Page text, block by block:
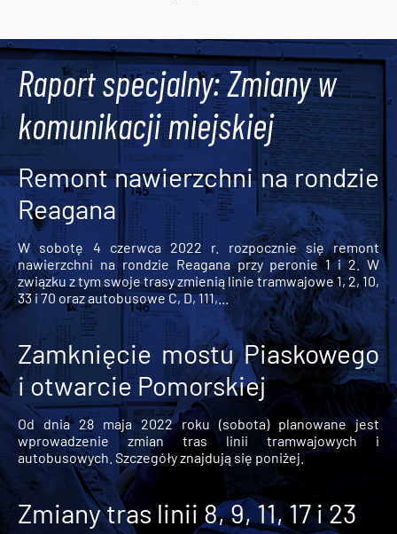
Raport specjalny: Zmiany w
komunikacji miejskiej
Remont nawierzchni na rondzie
Reagana
W sobotę 4 czerwca 2022 r. rozpocznie się remont
nawierzchni na rondzie Reagana przy peronie 1 i 2. W
związku z tym swoje trasy zmienią linie tramwajowe 1, 2, 10,
33 i 70 oraz autobusowe C, D, 111,...
Zamknięcie mostu Piaskowego
i otwarcie Pomorskiej
Od dnia 28 maja 2022 roku (sobota) planowane jest
wprowadzenie zmian tras linii tramwajowych i
autobusowych. Szczegóły znajdują się poniżej.
Zmiany tras linii 8, 9, 11, 17 i 23